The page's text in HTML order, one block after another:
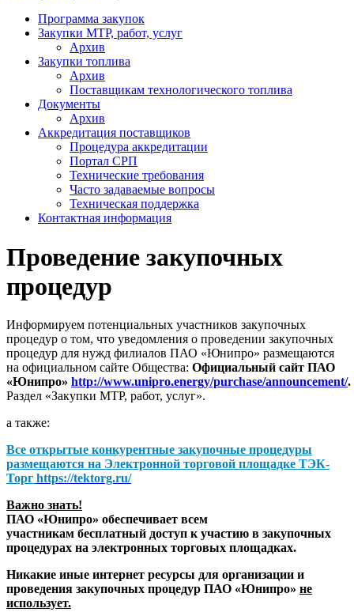
Программа закупок
Закупки МТР, работ, услуг
Архив
Закупки топлива
Архив
Поставщикам технологического топлива
Документы
Архив
Аккредитация поставщиков
Процедура аккредитации
Портал СРП
Технические требования
Часто задаваемые вопросы
Техническая поддержка
Контактная информация
Проведение закупочных
процедур
Информируем потенциальных участников закупочных
процедур о том, что уведомления о проведении закупочных
процедур для нужд филиалов ПАО «Юнипро» размещаются
на официальном сайте Общества: Официальный сайт ПАО
«Юнипро» http://www.unipro.energy/purchase/announcement/.
Раздел «Закупки МТР, работ, услуг».
а также:
Все открытые конкурентные закупочные процедуры
размещаются на Электронной торговой площадке ТЭК-
Торг https://tektorg.ru/
Важно знать!
ПАО «Юнипро» обеспечивает всем
участникам бесплатный доступ к участию в закупочных
процедурах на электронных торговых площадках.
Никакие иные интернет ресурсы для организации и
проведения закупочных процедур ПАО «Юнипро» не
использует.